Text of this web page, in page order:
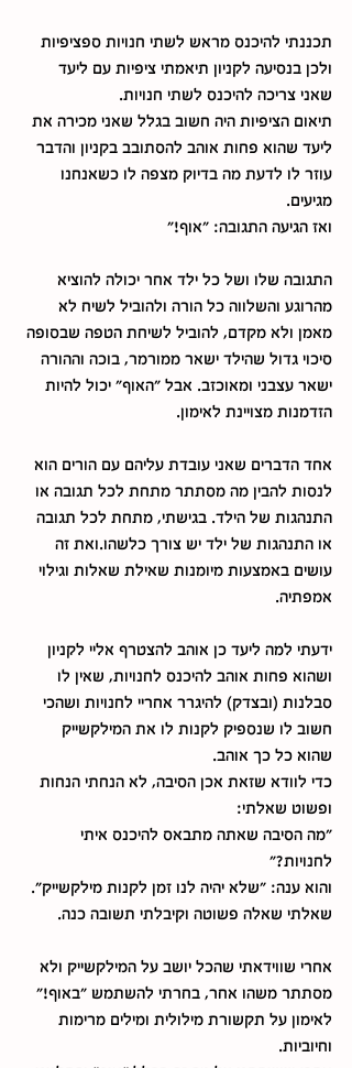
תכננתי להיכנס מראש לשתי חנויות ספציפיות
ולכן בנסיעה לקניון תיאמתי ציפיות עם ליעד
שאני צריכה להיכנס לשתי חנויות.
תיאום הציפיות היה חשוב בגלל שאני מכירה את
ליעד שהוא פחות אוהב להסתובב בקניון והדבר
עוזר לו לדעת מה בדיוק מצפה לו כשאנחנו
מגיעים.
ואז הגיעה התגובה: "אוף!"
התגובה שלו ושל כל ילד אחר יכולה להוציא
מהרוגע והשלווה כל הורה ולהוביל לשיח לא
מאמן ולא מקדם, להוביל לשיחת הטפה שבסופה
סיכוי גדול שהילד ישאר ממורמר, בוכה וההורה
ישאר עצבני ומאוכזב. אבל "האוף" יכול להיות
הזדמנות מצויינת לאימון.
אחד הדברים שאני עובדת עליהם עם הורים הוא
לנסות להבין מה מסתתר מתחת לכל תגובה או
התנהגות של הילד. בגישתי, מתחת לכל תגובה
או התנהגות של ילד יש צורך כלשהו.ואת זה
עושים באמצעות מיומנות שאילת שאלות וגילוי
אמפתיה.
ידעתי למה ליעד כן אוהב להצטרף אליי לקניון
ושהוא פחות אוהב להיכנס לחנויות, שאין לו
סבלנות (ובצדק) להיגרר אחריי לחנויות ושהכי
חשוב לו שנספיק לקנות לו את המילקשייק
שהוא כל כך אוהב.
כדי לוודא שזאת אכן הסיבה, לא הנחתי הנחות
ופשוט שאלתי:
"מה הסיבה שאתה מתבאס להיכנס איתי
לחנויות?"
והוא ענה: "שלא יהיה לנו זמן לקנות מילקשייק".
שאלתי שאלה פשוטה וקיבלתי תשובה כנה.
אחרי שווידאתי שהכל יושב על המילקשייק ולא
מסתתר משהו אחר, בחרתי להשתמש "באוף!"
לאימון על תקשורת מילולית ומילים מרימות
וחיוביות.